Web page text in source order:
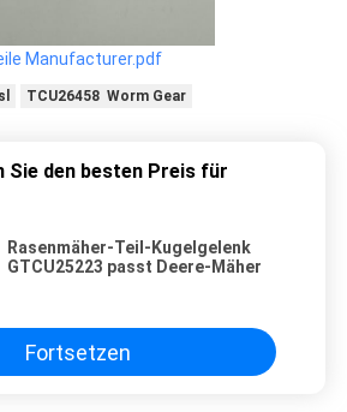
Manufacturer.pdf
TCU26458 Worm Gear
Sie den besten Preis für
Rasenmäher-Teil-Kugelgelenk
GTCU25223 passt Deere-Mäher
Fortsetzen